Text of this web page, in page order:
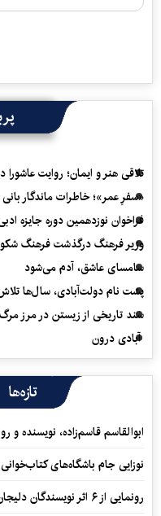
تلاقی هنر و ایمان؛ روایت
«سفرِ عمر»؛ خاطرات ماندگار
فراخوان نوزدهمین دوره جایزه
وزیر فرهنگ درگذشت فرهنگ
سامسای عاشق، آدم می‌شود
پشت نام دولت‌آبادی، سال‌ها
سند تاریخی از زیستن در مرز مرگ
آبادی درون
تازه‌ها
ابوالقاسم قاسم‌زاده، نویسنده
نوزایی جام باشگاه‌های کتاب‌خوانی
رونمایی از ۶ اثر نویسندگان دلیجان در آیین «سر این قلم سلامت»